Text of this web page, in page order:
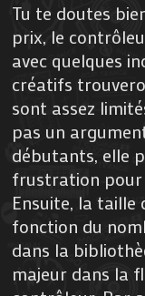
Tu te doutes
prix, le
avec quelques
créatifs
sont assez
pas un
débutants, elle
frustration pour
Ensuite, la taille
fonction du
dans la
majeur dans la